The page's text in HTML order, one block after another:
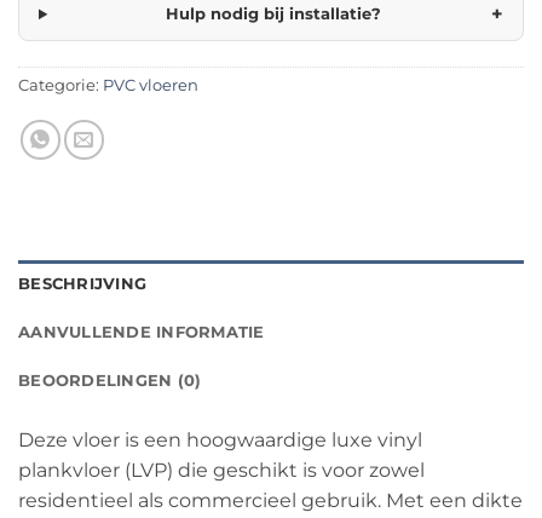
Hulp nodig bij installatie? +
Categorie: PVC vloeren
BESCHRIJVING
AANVULLENDE INFORMATIE
BEOORDELINGEN (0)
Deze vloer is een hoogwaardige luxe vinyl
plankvloer (LVP) die geschikt is voor zowel
residentieel als commercieel gebruik. Met een dikte